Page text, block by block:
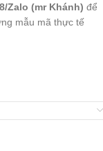
Zalo (mr Khánh) để
mẫu mã thực tế